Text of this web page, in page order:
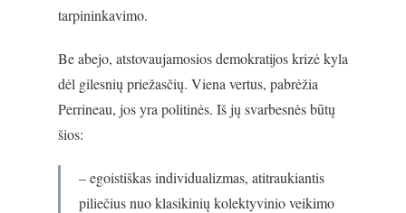
tarpininkavimo.
Be abejo, atstovaujamosios demokratijos krizė kyla
dėl gilesnių priežasčių. Viena vertus, pabrėžia
Perrineau, jos yra politinės. Iš jų svarbesnės būtų
šios:
– egoistiškas individualizmas, atitraukiantis
piliečius nuo klasikinių kolektyvinio veikimo